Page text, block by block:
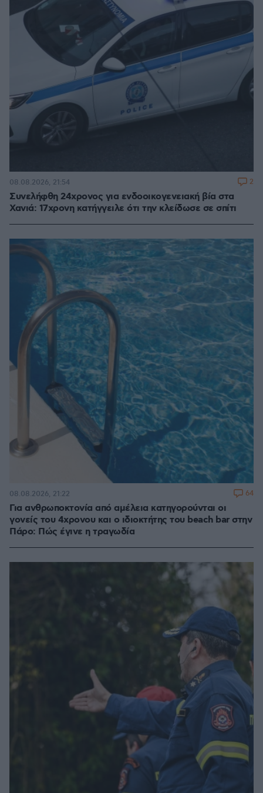
Συνελήφθη 24χρονος για ενδοοικογενειακή βία στα
Χανιά: 17χρονη κατήγγειλε ότι την κλείδωσε σε σπίτι
08.08.2026, 21:54 2
Για ανθρωποκτονία από αμέλεια κατηγορούνται οι
γονείς του 4χρονου και ο ιδιοκτήτης του beach bar στην
Πάρο: Πώς έγινε η τραγωδία
08.08.2026, 21:22 64